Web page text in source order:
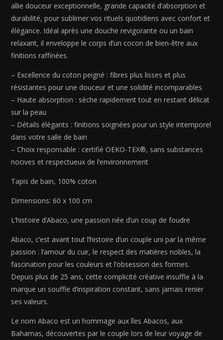
60
100
cm
allie douceur exceptionnelle, grande capacité d’absorption et
durabilité, pour sublimer vos rituels quotidiens avec confort et
élégance. Idéal après une douche revigorante ou un bain
relaxant, il enveloppe le corps d’un cocon de bien-être aux
finitions raffinées.
– Excellence du coton peigné : fibres plus lisses et plus
résistantes pour une douceur et une solidité incomparables
– Haute absorption : sèche rapidement tout en restant délicat
sur la peau
– Détails élégants : finitions soignées pour un style intemporel
dans votre salle de bain
– Choix responsable : certifié OEKO-TEX®, sans substances
nocives et respectueux de l’environnement
Tapis de bain, 100% coton
Dimensions: 60 x 100 cm
L’histoire d’Abaco, une passion née d’un coup de foudre
Abaco, c’est avant tout l’histoire d’un couple uni par la même
passion : l’amour du cuir, le respect des matières nobles, la
fascination pour les couleurs et l’obsession des formes.
Depuis plus de 25 ans, cette complicité créative insuffle à la
marque un souffle d’inspiration constant, sans jamais renier
ses valeurs.
Le nom Abaco est un hommage aux îles Abacos, aux
Bahamas, découvertes par le couple lors de leur voyage de